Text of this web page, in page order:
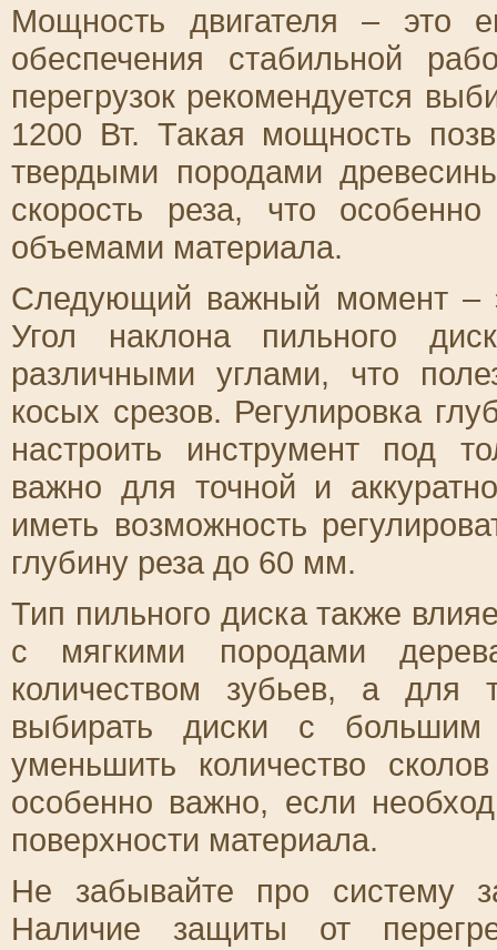
Мощность двигателя – это
обеспечения стабильной
перегрузок рекомендуется
1200 Вт. Такая мощность
твердыми породами
скорость реза, что
объемами материала.
Следующий важный момент –
Угол наклона пильного
различными углами, что
косых срезов. Регулировка
настроить инструмент под
важно для точной и
иметь возможность
глубину реза до 60 мм.
Тип пильного диска также
с мягкими породами
количеством зубьев, а для
выбирать диски с большим
уменьшить количество
особенно важно, если
поверхности материала.
Не забывайте про систему
Наличие защиты от